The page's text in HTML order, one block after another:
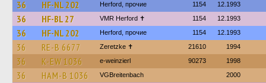
36 HF-NL 202 Herford, прочие 1154 12.1993
36 HF-BL 27 VMR Herford ✝ 1154 12.1993
36 HF-NL 202 Herford, прочие 1154 12.1993
36 RE-B 6677 Zeretzke ✝ 21610 1994
36 K-EW 1036 e-weinzierl 90273 1998
36 HAM-B 1036 VGBreitenbach 2000